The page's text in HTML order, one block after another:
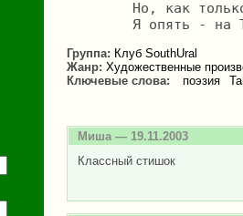
Группа: Клуб SouthUral
Жанр: Художественные
Ключевые слова:
поэзия
Миша — 19.11.2003
Классный стишок